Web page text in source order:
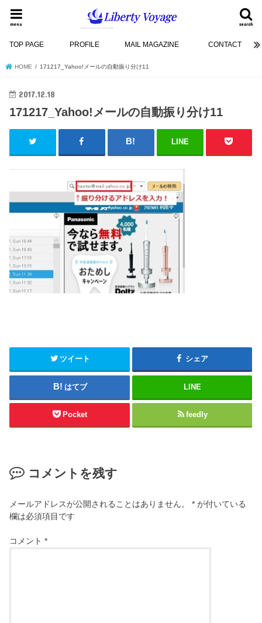
search
menu
TOP PAGE PROFILE MAIL MAGAZINE CONTACT
HOME 171217_Yahoo!メールの自動振り分け11
2017.12.18
171217_Yahoo!メールの自動振り分け11
LINE
ツイート シェア
はてブ LINE
Pocket feedly
コメントを残す
メールアドレスが公開されることはありません。 * が付いている
欄は必須項目です
コメント*